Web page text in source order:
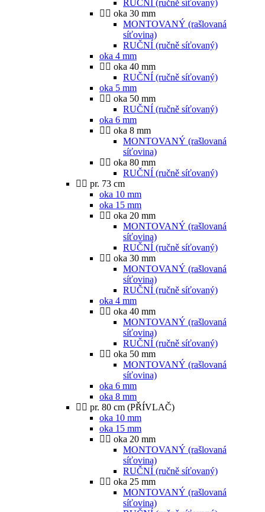
RUČNÍ (ručně síťovaný)
oka 30 mm
MONTOVANÝ (rašlovaná
síťovina)
RUČNÍ (ručně síťovaný)
oka 4 mm
oka 40 mm
RUČNÍ (ručně síťovaný)
oka 5 mm
oka 50 mm
RUČNÍ (ručně síťovaný)
oka 6 mm
oka 8 mm
MONTOVANÝ (rašlovaná
síťovina)
oka 80 mm
RUČNÍ (ručně síťovaný)
pr. 73 cm
oka 10 mm
oka 15 mm
oka 20 mm
MONTOVANÝ (rašlovaná
síťovina)
RUČNÍ (ručně síťovaný)
oka 30 mm
MONTOVANÝ (rašlovaná
síťovina)
RUČNÍ (ručně síťovaný)
oka 4 mm
oka 40 mm
MONTOVANÝ (rašlovaná
síťovina)
RUČNÍ (ručně síťovaný)
oka 50 mm
MONTOVANÝ (rašlovaná
síťovina)
oka 6 mm
oka 8 mm
pr. 80 cm (PŘÍVLAČ)
oka 10 mm
oka 15 mm
oka 20 mm
MONTOVANÝ (rašlovaná
síťovina)
RUČNÍ (ručně síťovaný)
oka 25 mm
MONTOVANÝ (rašlovaná
síťovina)